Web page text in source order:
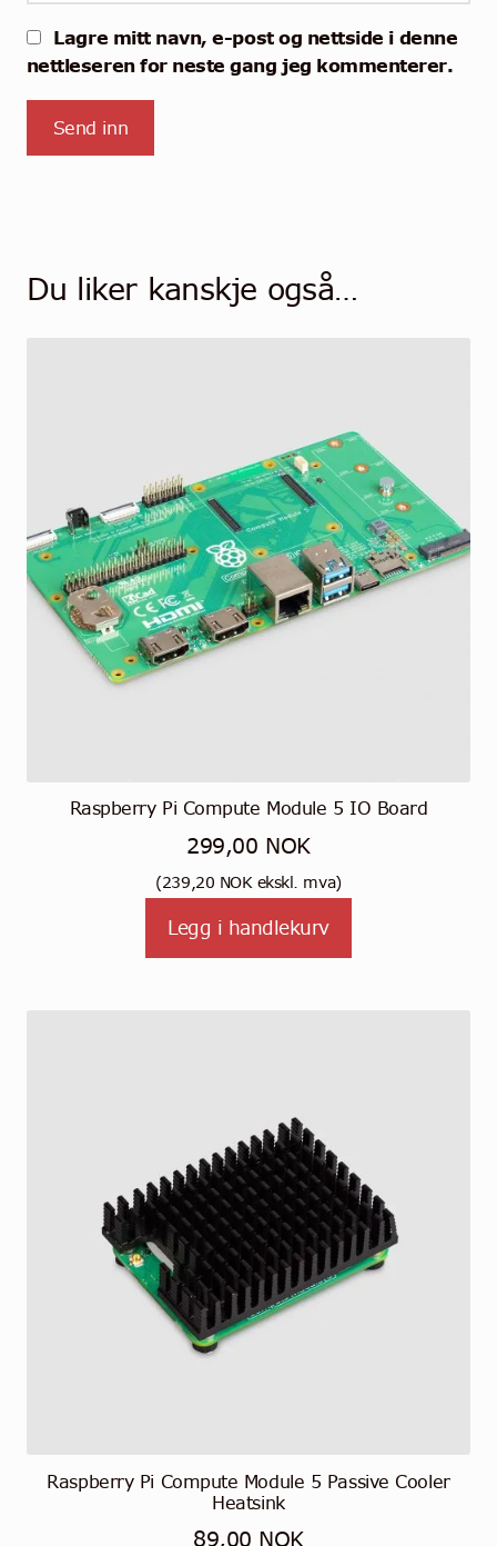
Lagre mitt navn, e-post og nettside i denne
nettleseren for neste gang jeg kommenterer.
Du liker kanskje også…
Raspberry Pi Compute Module 5 IO Board
299,00 NOK
(239,20 NOKekskl. mva)
Legg i handlekurv
Raspberry Pi Compute Module 5 Passive Cooler
Heatsink
89,00 NOK